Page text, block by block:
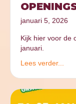
januari 5, 2026
Kijk hier voor de
januari.
Lees verder...